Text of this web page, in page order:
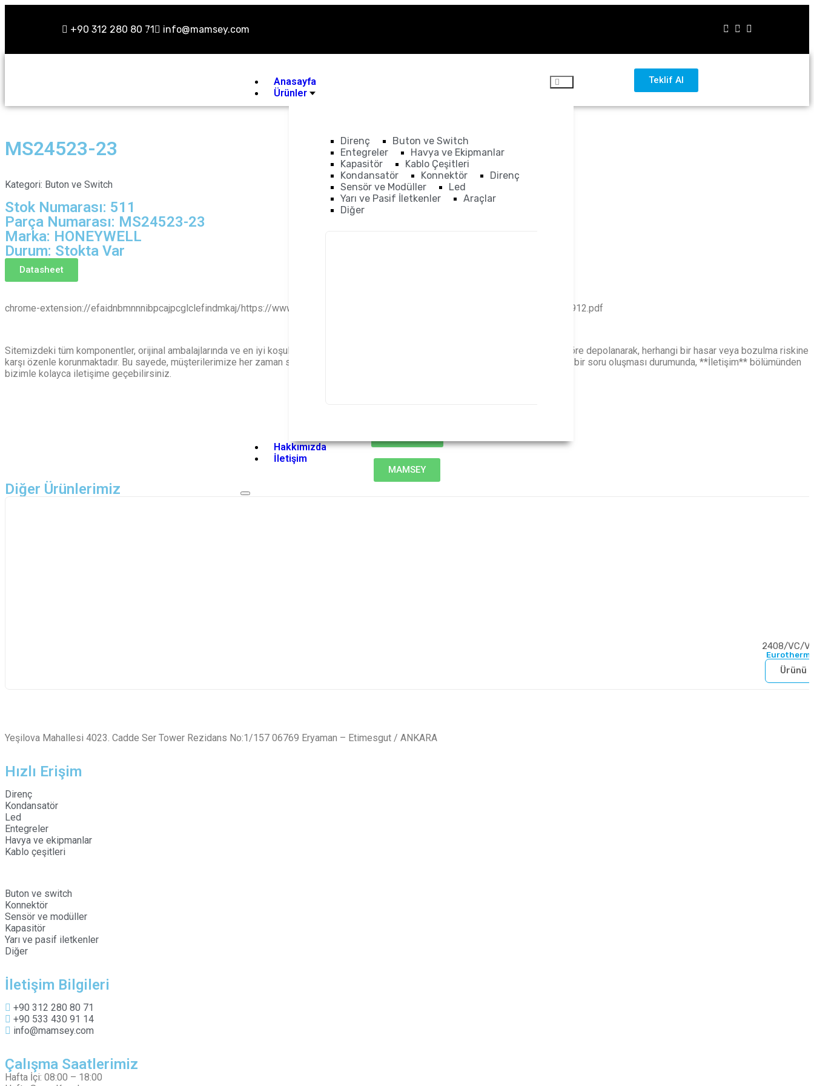
+90 312 280 80 71 info@mamsey.com
Anasayfa
Ürünler
Direnç
Buton ve Switch
Entegreler
Havya ve Ekipmanlar
Kapasitör
Kablo Çeşitleri
Kondansatör
Konnektör
Direnç
Sensör ve Modüller
Led
Yarı ve Pasif İletkenler
Araçlar
Diğer
Hakkımızda
İletişim
Teklif Al
MS24523-23
Kategori: Buton ve Switch
Stok Numarası: 511
Parça Numarası: MS24523-23
Marka: HONEYWELL
Durum: Stokta Var
Datasheet
chrome-extension://efaidnbmnnnibpcajpcglclefindmkaj/https://www.mouser.com.tr/datasheet/2/603/t9_toggle_catalog_pages-2657912.pdf
Sitemizdeki tüm komponentler, orijinal ambalajlarında ve en iyi koşullarda muhafaza edilmektedir. Ürünler, yüksek kalite standartlarına göre depolanarak, herhangi bir hasar veya bozulma riskine
karşı özenle korunmaktadır. Bu sayede, müşterilerimize her zaman sağlam, güvenilir ve kaliteli ürünler sunmaktayız. Akıllarında herhangi bir soru oluşması durumunda, **İletişim** bölümünden
bizimle kolayca iletişime geçebilirsiniz.
MAMSEY
Diğer Ürünlerimiz
2408/VC/
Eurotherm
Ürünü
Yeşilova Mahallesi 4023. Cadde Ser Tower Rezidans No:1/157 06769 Eryaman – Etimesgut / ANKARA
Hızlı Erişim
Direnç
Kondansatör
Led
Entegreler
Havya ve ekipmanlar
Kablo çeşitleri
Buton ve switch
Konnektör
Sensör ve modüller
Kapasitör
Yarı ve pasif iletkenler
Diğer
İletişim Bilgileri
+90 312 280 80 71
+90 533 430 91 14
info@mamsey.com
Çalışma Saatlerimiz
Hafta İçi: 08:00 – 18:00